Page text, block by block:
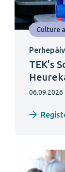
Culture
TEK's
06.09.2026